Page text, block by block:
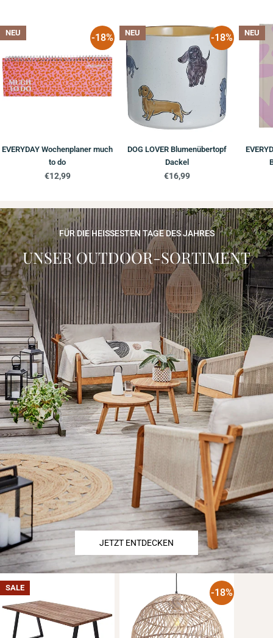
NEU -18%
EVERYDAY Wochenplaner much
to do
Regulärer
€12,99
NEU -18%
DOG LOVER Blumenübertopf
Dackel
Regulärer
€16,99
NEU
FÜR DIE HEISSESTEN TAGE DES JAHRES
UNSER OUTDOOR-SORTIMENT
JETZT ENTDECKEN
SALE -18%